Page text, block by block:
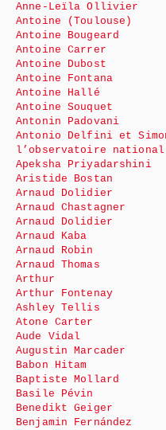
Anne-Leïla Ollivier
Antoine (Toulouse)
Antoine Bougeard
Antoine Carrer
Antoine Dubost
Antoine Fontana
Antoine Hallé
Antoine Souquet
Antonin Padovani
Antonio Delfini et
l’observatoire
Apeksha Priyadarshini
Aristide Bostan
Arnaud Dolidier
Arnaud Chastagner
Arnaud Dolidier
Arnaud Kaba
Arnaud Robin
Arnaud Thomas
Arthur
Arthur Fontenay
Ashley Tellis
Atone Carter
Aude Vidal
Augustin Marcader
Babon Hitam
Baptiste Mollard
Basile Pévin
Benedikt Geiger
Benjamin Fernández